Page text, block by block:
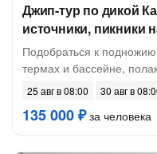
Джип-тур по дикой
источники, пикники
Подобраться к
термах и бассейне,
25 авг в 08:00 30 авг в
135 000 ₽за человека